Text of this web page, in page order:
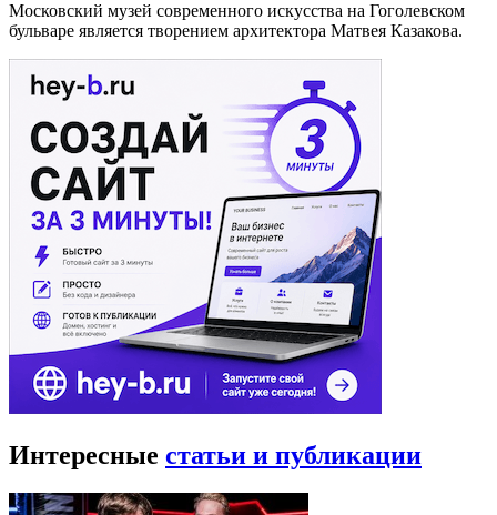
Московский музей современного искусства на Гоголевском
бульваре является творением архитектора Матвея Казакова.
Интересные статьи и публикации